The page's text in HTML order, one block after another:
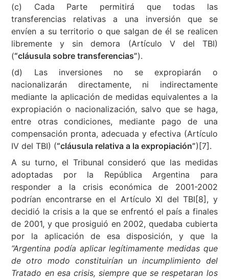
(c) Cada Parte permitirá que todas las
transferencias relativas a una inversión que se
envíen a su territorio o que salgan de él se realicen
libremente y sin demora (Artículo V del TBI)
(“cláusula sobre transferencias”).
(d) Las inversiones no se expropiarán o
nacionalizarán directamente, ni indirectamente
mediante la aplicación de medidas equivalentes a la
expropiación o nacionalización, salvo que se haga,
entre otras condiciones, mediante pago de una
compensación pronta, adecuada y efectiva (Artículo
IV del TBI) (“cláusula relativa a la expropiación”)[7].
A su turno, el Tribunal consideró que las medidas
adoptadas por la República Argentina para
responder a la crisis económica de 2001-2002
podrían encontrarse en el Artículo XI del TBI[8], y
decidió la crisis a la que se enfrentó el país a finales
de 2001, y que prosiguió en 2002, quedaba cubierta
por la aplicación de esa disposición, y que la
“Argentina podía aplicar legítimamente medidas que
de otro modo constituirían un incumplimiento del
Tratado en esa crisis, siempre que se respetaran los